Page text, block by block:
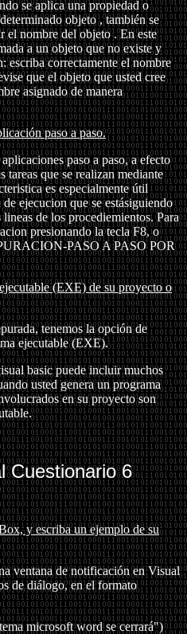
se aplica una propiedad o
objeto , también se
el nombre del objeto . En este
a un objeto que no existe y
escriba correctamente el nombre
que el objeto que usted cree
asignado de manera
paso a paso.
paso a paso, a efecto
que se realizan mediante
es especialmente útil
ejecucion que se estásiguiendo
de los procediemientos. Para
presionando la tecla F8, o
PASO A PASO POR
(EXE) de su proyecto o
tenemos la opción de
ejecutable (EXE).
basic puede incluir muchos
usted genera un programa
en su proyecto son
Cuestionario 6
y escriba un ejemplo de su
ventana de notificación en Visual
de diálogo, en el formato
microsoft word se cerrará")